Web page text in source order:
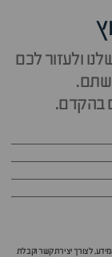
ולעזור לכם
בהקדם.
לצורך יצירת קשר וקבלת